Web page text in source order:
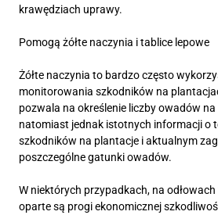
krawędziach uprawy.
Pomogą żółte naczynia i tablice lepowe
Żółte naczynia to bardzo często
monitorowania szkodników na
pozwala na określenie liczby owadów
natomiast jednak istotnych informacji o
szkodników na plantacje i aktualnym
poszczególne gatunki owadów.
W niektórych przypadkach, na odłowach
oparte są progi ekonomicznej